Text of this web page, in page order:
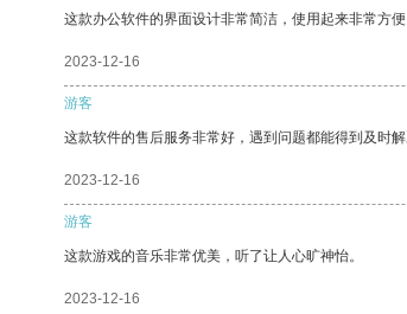
这款办公软件的界面设计非常简洁，使用起来非常方
2023-12-16
游客
这款软件的售后服务非常好，遇到问题都能得到及时解
2023-12-16
游客
这款游戏的音乐非常优美，听了让人心旷神怡。
2023-12-16